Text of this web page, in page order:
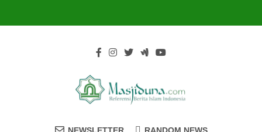
Masjiduna